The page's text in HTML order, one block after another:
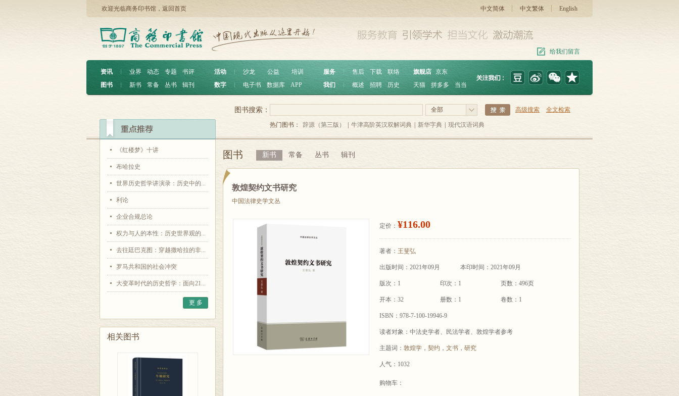
欢迎光临商务印书馆， 返回首页 中文简体 中文繁体 English
给我们留言
资讯 ︱ 业界 动态 专题
书评
图书
︱ 新书 常备 丛书 辑刊
活动 沙龙 公益
培训
数字
电子书 数据库 APP
服务 ︱ 售后 下载
联络
我们
概述 招聘 历史
旗舰店 京东
天猫
拼多多 当当
《红楼梦》十讲
布哈拉史
世界历史哲学讲演录：历史中的...
利论
企业合规总论
权力与人的本性：历史世界观的...
去往廷巴克图：穿越撒哈拉的非...
罗马共和国的社会冲突
大变革时代的历史哲学：面向21...
更 多
相关图书
全部 高级搜索 全文检索
图书搜索：
热门图书： 辞源（第三版） 牛津高阶英汉双解词典 新华字典 现代汉语词典
图书 新书 常备 丛书 辑刊
敦煌契约文书研究
中国法律史学文丛
定价： ¥116.00
著者： 王斐弘
出版时间：2021年09月 本印时间：2021年09月
版次：1 印次：1 页数：496页
开本：32 册数：1 卷数：1
ISBN：978-7-100-19946-9
读者对象：中法史学者、民法学者、敦煌学者参考
主题词： 敦煌学 ， 契约 ， 文书 ， 研究
人气：1032
购物车：